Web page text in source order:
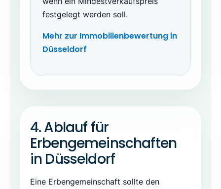
festgelegt werden soll.
Mehr zur Immobilienbewertung in
Düsseldorf
4. Ablauf für
Erbengemeinschaften
in Düsseldorf
Eine Erbengemeinschaft sollte den